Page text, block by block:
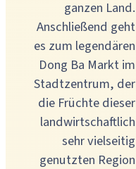
ganzen Land.
Anschließend geht
es zum legendären
Dong Ba Markt im
Stadtzentrum, der
die Früchte dieser
landwirtschaftlich
sehr vielseitig
genutzten Region